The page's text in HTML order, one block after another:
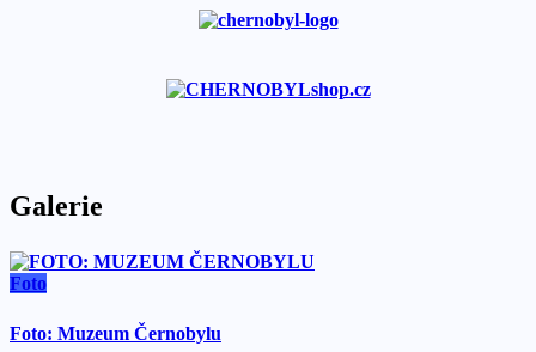
Galerie
Foto
Foto: Muzeum Černobylu